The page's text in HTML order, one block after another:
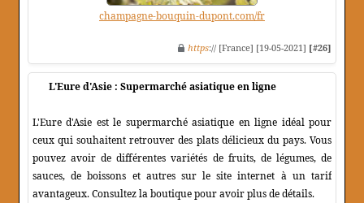
champagne-bouquin-dupont.com/fr
https:// [France] [19-05-2021] [#26]
L'Eure d'Asie : Supermarché asiatique en ligne
L'Eure d'Asie est le supermarché asiatique en ligne idéal pour
ceux qui souhaitent retrouver des plats délicieux du pays. Vous
pouvez avoir de différentes variétés de fruits, de légumes, de
sauces, de boissons et autres sur le site internet à un tarif
avantageux. Consultez la boutique pour avoir plus de détails.